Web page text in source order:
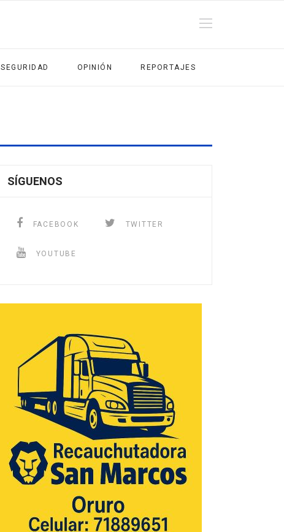
SEGURIDAD OPINIÓN REPORTAJES
SÍGUENOS
FACEBOOK TWITTER
YOUTUBE